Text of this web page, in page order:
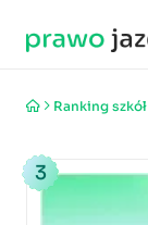
Ranking
3